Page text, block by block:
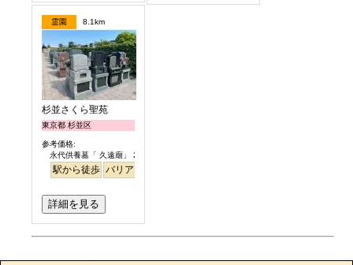
霊園 8.1km
杉並さくら聖苑
東京都 杉並区
参考価格:
永代供養墓「 久遠廟」 29.8万円より
駅から徒歩 バリアフリー
詳細を見る